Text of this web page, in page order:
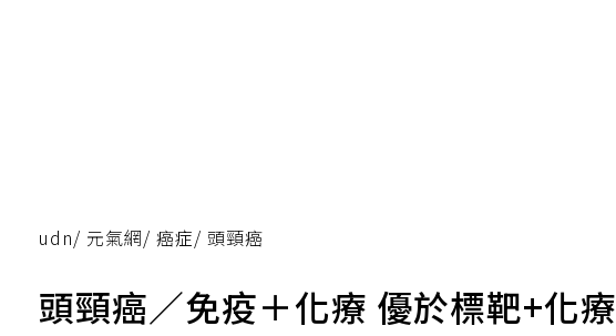
udn/ 元氣網/ 癌症/ 頭頸癌
頭頸癌／免疫＋化療 優於標靶+化療